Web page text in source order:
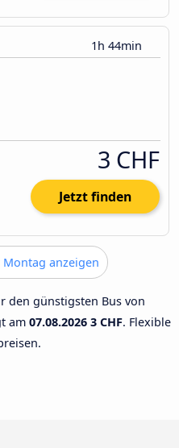
1h 44min
3 CHF
Jetzt finden
anzeigen
den günstigsten Bus von
am 07.08.2026 3 CHF. Flexible